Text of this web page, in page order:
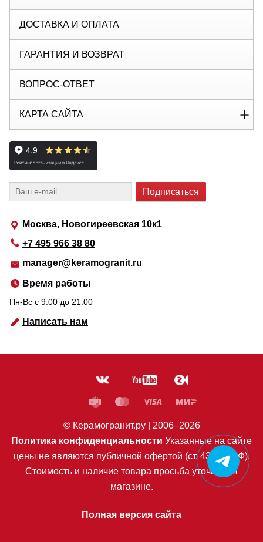
Москва, Новогиреевская 10к1
+7 495 966 38 80
manager@keramogranit.ru
Время работы
Пн-Вс c 9:00 до 21:00
Написать нам
ДОСТАВКА И ОПЛАТА
ГАРАНТИЯ И ВОЗВРАТ
ВОПРОС-ОТВЕТ
КАРТА САЙТА
© Керамогранит.ру | 2006–2026
Политика конфиденциальности Указанные на сайте
цены не являются публичной офертой (ст. 435 ГК РФ).
Стоимость и наличие товара просьба уточнять в
магазине.
Полная версия сайта